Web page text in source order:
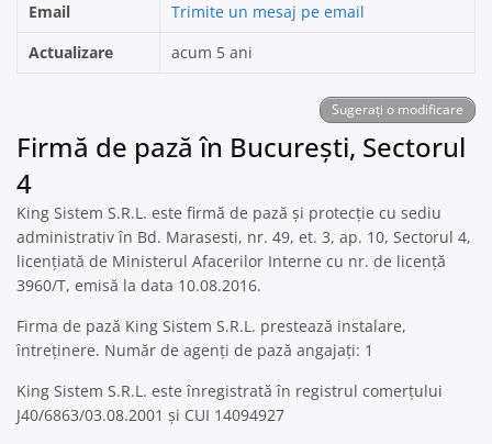
Email
Trimite un mesaj pe email
Actualizare
acum 5 ani
Sugerați o modificare
Firmă de pază în București, Sectorul
4
King Sistem S.R.L. este firmă de pază și protecție cu sediu
administrativ în Bd. Marasesti, nr. 49, et. 3, ap. 10, Sectorul 4,
licențiată de Ministerul Afacerilor Interne cu nr. de licență
3960/T, emisă la data 10.08.2016.
Firma de pază King Sistem S.R.L. prestează instalare,
întreținere. Număr de agenți de pază angajați: 1
King Sistem S.R.L. este înregistrată în registrul comerțului
J40/6863/03.08.2001 și CUI 14094927